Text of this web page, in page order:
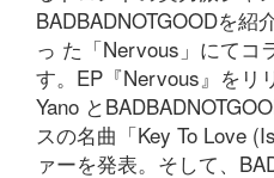
BADBADNOTGOODを紹
っ た「Nervous」にてコ
す。EP『Nervous』をリ
Yano と
スの名曲「Key To Love
ァーを発表。そして、